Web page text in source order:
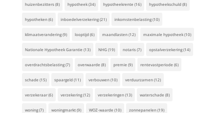
huizenbezitters(8) hypotheek(34) hypotheekrente (16) hypotheekschuld(8)
hypotheken(6) inboedelverzekering(21) inkomstenbelasting(10)
klimaatverandering(9) looptijd(6) maandlasten(12) maximale hypotheek(10)
Nationale Hypotheek Garantie (13) NHG(19) notaris(7) opstalverzekering(14)
overdrachtsbelasting(7) overwaarde (8) premie (9) rentevastperiode (6)
schade (15) spaargeld(11) verbouwen(10) verduurzamen(12)
verzekeraar(6) verzekering(12) verzekeringen(13) waterschade (8)
woning(7) woningmarkt(9) WOZ-waarde (10) zonnepanelen(19)